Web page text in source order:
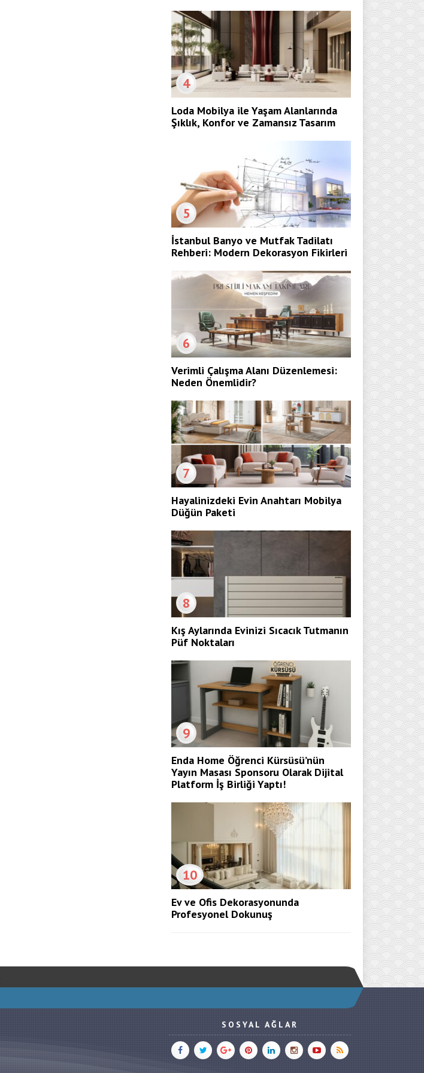
4
Loda Mobilya ile Yaşam Alanlarında
Şıklık, Konfor ve Zamansız Tasarım
5
İstanbul Banyo ve Mutfak Tadilatı
Rehberi: Modern Dekorasyon Fikirleri
6
Verimli Çalışma Alanı Düzenlemesi:
Neden Önemlidir?
7
Hayalinizdeki Evin Anahtarı Mobilya
Düğün Paketi
8
Kış Aylarında Evinizi Sıcacık Tutmanın
Püf Noktaları
9
Enda Home Öğrenci Kürsüsü’nün
Yayın Masası Sponsoru Olarak Dijital
Platform İş Birliği Yaptı!
10
Ev ve Ofis Dekorasyonunda
Profesyonel Dokunuş
SOSYAL AĞLAR